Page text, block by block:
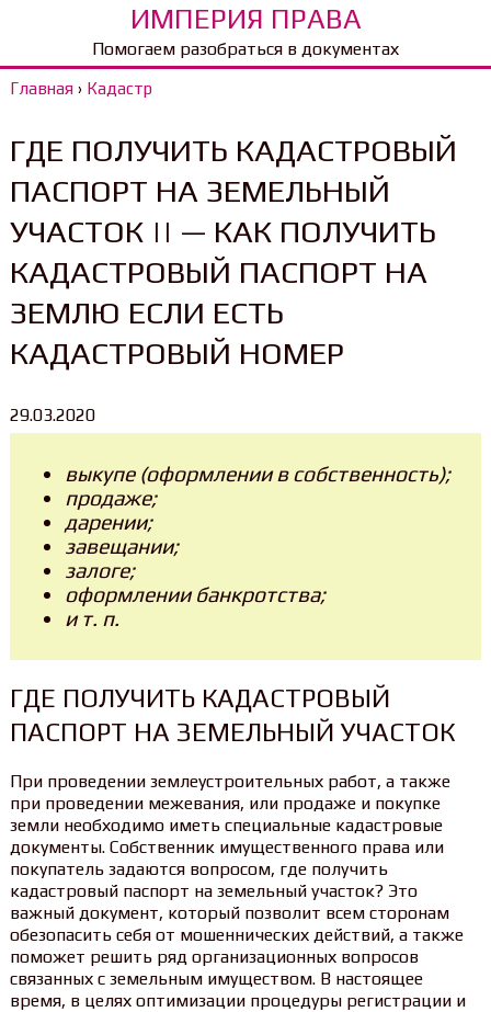
ИМПЕРИЯ ПРАВА
Помогаем разобраться в документах
Главная› Кадастр
ГДЕ ПОЛУЧИТЬ КАДАСТРОВЫЙ
ПАСПОРТ НА ЗЕМЕЛЬНЫЙ
УЧАСТОК || — КАК ПОЛУЧИТЬ
КАДАСТРОВЫЙ ПАСПОРТ НА
ЗЕМЛЮ ЕСЛИ ЕСТЬ
КАДАСТРОВЫЙ НОМЕР
29.03.2020
выкупе (оформлении в собственность);
продаже;
дарении;
завещании;
залоге;
оформлении банкротства;
и т. п.
ГДЕ ПОЛУЧИТЬ КАДАСТРОВЫЙ
ПАСПОРТ НА ЗЕМЕЛЬНЫЙ УЧАСТОК
При проведении землеустроительных работ, а также
при проведении межевания, или продаже и покупке
земли необходимо иметь специальные кадастровые
документы. Собственник имущественного права или
покупатель задаются вопросом, где получить
кадастровый паспорт на земельный участок? Это
важный документ, который позволит всем сторонам
обезопасить себя от мошеннических действий, а также
поможет решить ряд организационных вопросов
связанных с земельным имуществом. В настоящее
время, в целях оптимизации процедуры регистрации и